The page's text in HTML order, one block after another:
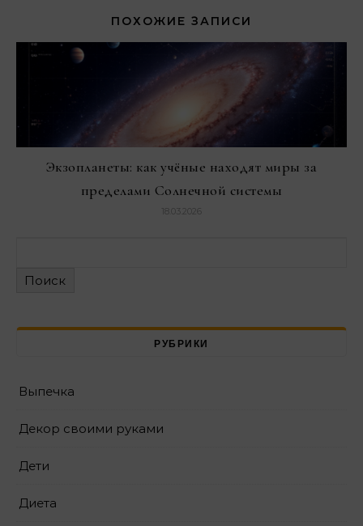
ПОХОЖИЕ ЗАПИСИ
Экзопланеты: как учёные находят миры за
пределами Солнечной системы
18.03.2026
Поиск
РУБРИКИ
Выпечка
Декор своими руками
Дети
Диета